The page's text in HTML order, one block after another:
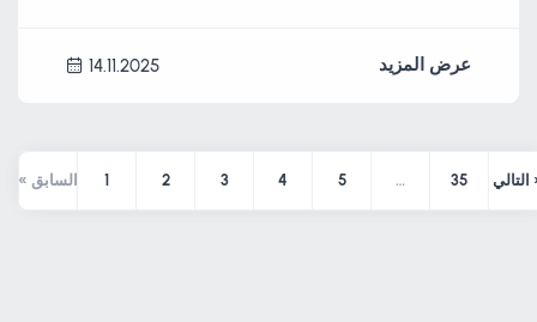
14.11.2025 عرض المزيد
« السابق 1 2 3 4 5 … 35 »